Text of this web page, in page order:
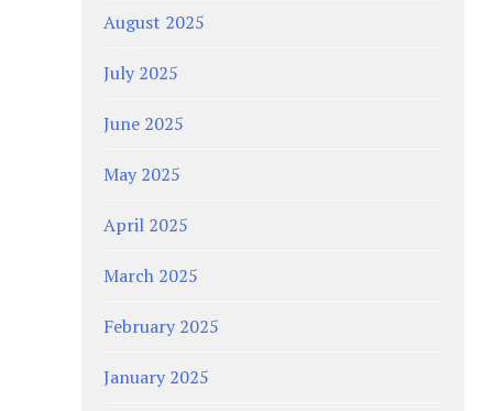
August 2025
July 2025
June 2025
May 2025
April 2025
March 2025
February 2025
January 2025